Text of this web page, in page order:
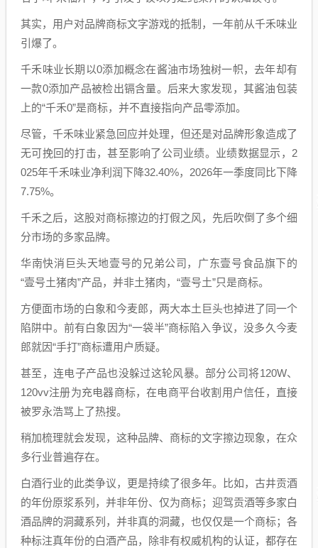
其实，用户对品牌商标文字游戏的抵制，一年前从千禾味业
引爆了。
千禾味业长期以0添加概念在酱油市场独树一帜，去年却有
一款0添加产品被检出镉含量。后来大家发现，其酱油包装
上的“千禾0”是商标，并不直接指向产品零添加。
尽管，千禾味业紧急回应并处理，但还是对品牌形象造成了
无可挽回的打击，甚至影响了公司业绩。业绩数据显示，2
025年千禾味业净利润下降32.40%，2026年一季度同比下降
7.75%。
千禾之后，这股对商标擦边的打假之风，先后吹倒了多个细
分市场的多家品牌。
华南快消巨头天地壹号的兄弟公司，广东壹号食品旗下的
“壹号土猪肉”产品，并非土猪肉，“壹号土”只是商标。
方便面市场的白象和今麦郎，两大本土巨头也掉进了同一个
陷阱中。前有白象因为“一袋半”商标陷入争议，没多久今麦
郎就因“手打”商标遭用户质疑。
甚至，连电子产品也没躲过这轮风暴。部分公司将120W、
120vv注册为充电器商标，在电商平台收割用户信任，直接
被罗永浩骂上了热搜。
稍加梳理就会发现，这种品牌、商标的文字擦边现象，在众
多行业普遍存在。
白酒行业的此类争议，更是持续了很多年。比如，古井贡酒
的年份原浆系列，并非年份、仅为商标；迎驾贡酒等多家白
酒品牌的洞藏系列，并非真的洞藏，也仅仅是一个商标；各
种标注真年份的白酒产品，除非有权威机构的认证，都存在